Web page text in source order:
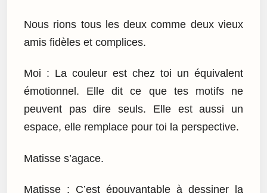
Nous rions tous les deux comme deux vieux
amis fidèles et complices.
Moi : La couleur est chez toi un équivalent
émotionnel. Elle dit ce que tes motifs ne
peuvent pas dire seuls. Elle est aussi un
espace, elle remplace pour toi la perspective.
Matisse s’agace.
Matisse : C’est épouvantable à dessiner la